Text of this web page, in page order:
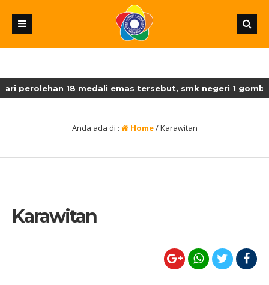
perolehan 18 medali emas tersebut, smk negeri 1
ditetapkan sebagai juara umum lksn-smk dengan
Anda ada di : Home/Karawitan
Karawitan